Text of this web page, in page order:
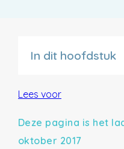
In dit hoofdstuk
Lees voor
Deze pagina is het
oktober 2017